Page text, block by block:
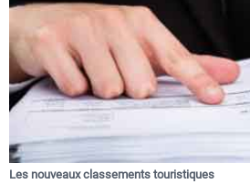
Les nouveaux classements touristiques